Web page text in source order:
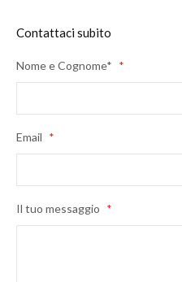
Contattaci subito
Nome e Cognome* *
Email *
Il tuo messaggio *